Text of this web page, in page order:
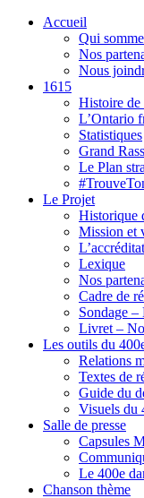
Accueil
Qui
Nos
Nous
1615
Histoire de
L’Ontario
Statistiques
Grand
Le Plan
Le Projet
Historique
Mission et
Lexique
Nos
Cadre de
Sondage
Livret –
Les outils du
Relations
Textes de
Guide du
Visuels du
Salle de presse
Capsules
Le 400e
Chanson thème